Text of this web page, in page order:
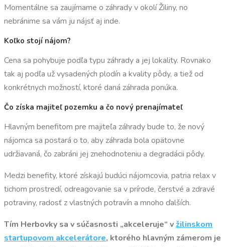
Momentálne sa zaujímame o záhrady v okolí Žiliny, no
nebránime sa vám ju nájsť aj inde.
Koľko stojí nájom?
Cena sa pohybuje podľa typu záhrady a jej lokality. Rovnako
tak aj podľa už vysadených plodín a kvality pôdy, a tiež od
konkrétnych možností, ktoré daná záhrada ponúka.
Čo získa majiteľ pozemku a čo nový prenajímateľ
Hlavným benefitom pre majiteľa záhrady bude to, že nový
nájomca sa postará o to, aby záhrada bola opätovne
udržiavaná, čo zabráni jej znehodnoteniu a degradácii pôdy.
Medzi benefity, ktoré získajú budúci nájomcovia, patria relax v
tichom prostredí, odreagovanie sa v prírode, čerstvé a zdravé
potraviny, radosť z vlastných potravín a mnoho ďalších.
Tím Herbovky sa v súčasnosti „akceleruje“ vžilinskom
startupovom akcelerátore, ktorého hlavným zámerom je